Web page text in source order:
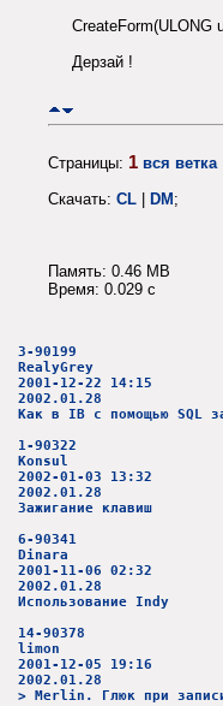
CreateForm(ULONG
Дерзай !
Страницы: 1 вся ветка
Скачать: CL | DM;
Память: 0.46 MB
Время: 0.029 c
3-90199
RealyGrey
2001-12-22 14:15
2002.01.28
Как в IB с помощью SQL
1-90322
Konsul
2002-01-03 13:32
2002.01.28
Зажигание клавиш
6-90341
Dinara
2001-11-06 02:32
2002.01.28
Использование Indy
14-90378
limon
2001-12-05 19:16
2002.01.28
> Merlin. Глюк при